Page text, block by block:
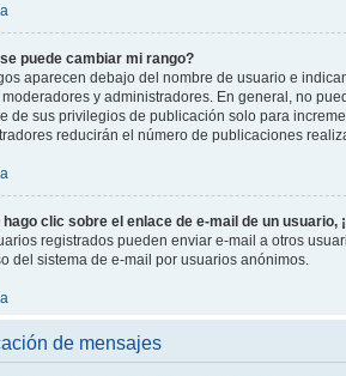
puede cambiar mi rango?
aparecen debajo del nombre de usuario e
moderadores y administradores. En general, no
de sus privilegios de publicación solo para
reducirán el número de publicaciones
hago clic sobre el enlace de e-mail de un usuario,
registrados pueden enviar e-mail a otros
del sistema de e-mail por usuarios anónimos.
de mensajes